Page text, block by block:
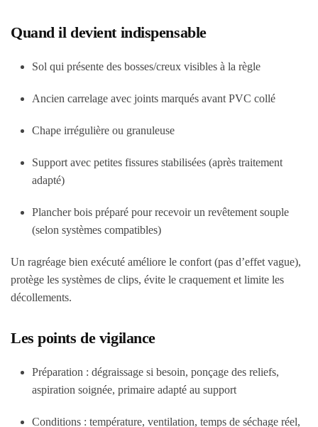
Quand il devient indispensable
Sol qui présente des bosses/creux visibles à la règle
Ancien carrelage avec joints marqués avant PVC collé
Chape irrégulière ou granuleuse
Support avec petites fissures stabilisées (après traitement
adapté)
Plancher bois préparé pour recevoir un revêtement souple
(selon systèmes compatibles)
Un ragréage bien exécuté améliore le confort (pas d’effet vague),
protège les systèmes de clips, évite le craquement et limite les
décollements.
Les points de vigilance
Préparation : dégraissage si besoin, ponçage des reliefs,
aspiration soignée, primaire adapté au support
Conditions : température, ventilation, temps de séchage réel,